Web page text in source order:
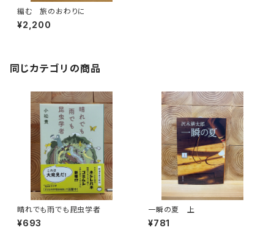
編む 旅のおわりに
¥2,200
同じカテゴリの商品
晴れでも雨でも昆虫学者
¥693
一瞬の夏 上
¥781